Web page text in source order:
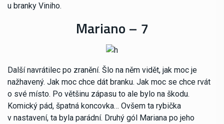
u branky Viniho.
Mariano – 7
Další navrátilec po zranění. Šlo na něm vidět, jak moc je
nažhavený. Jak moc chce dát branku. Jak moc se chce rvát
o své místo. Po většinu zápasu to ale bylo na škodu.
Komický pád, špatná koncovka… Ovšem ta rybička
v nastavení, ta byla parádní. Druhý gól Mariana po jeho